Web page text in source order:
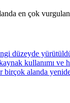
en çok